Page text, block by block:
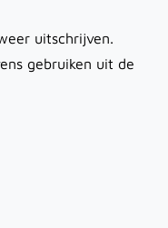
uitschrijven.
gebruiken uit de